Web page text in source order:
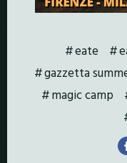
eate
gazzetta
magic camp